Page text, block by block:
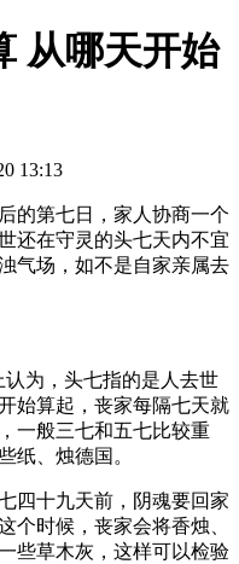
从哪天开始
13:13
的第七日，家人协商一个
还在守灵的头七天内不宜
气场，如不是自家亲属去
为，头七指的是人去世
始算起，丧家每隔七天就
一般三七和五七比较重
纸、烛德国。
四十九天前，阴魂要回家
个时候，丧家会将香烛、
些草木灰，这样可以检验